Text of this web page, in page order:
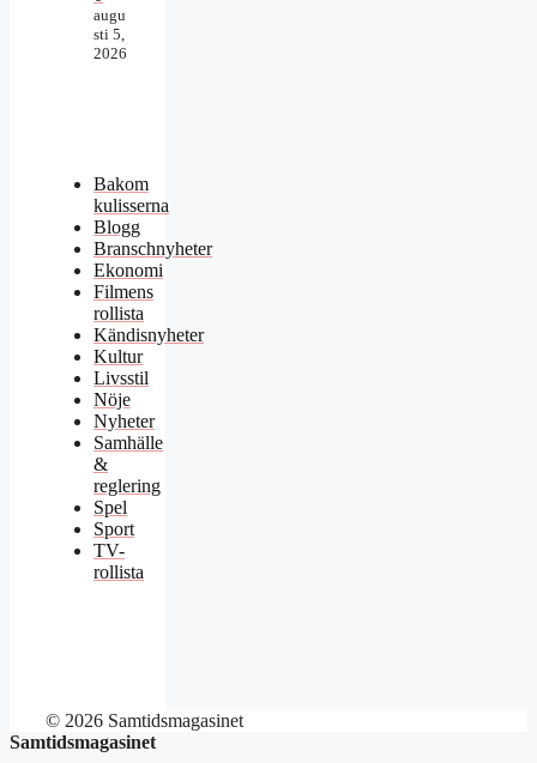
augu
sti 5,
2026
Bakom
kulisserna
Blogg
Branschnyheter
Ekonomi
Filmens
rollista
Kändisnyheter
Kultur
Livsstil
Nöje
Nyheter
Samhälle
&
reglering
Spel
Sport
TV-
rollista
© 2026 Samtidsmagasinet
Samtidsmagasinet